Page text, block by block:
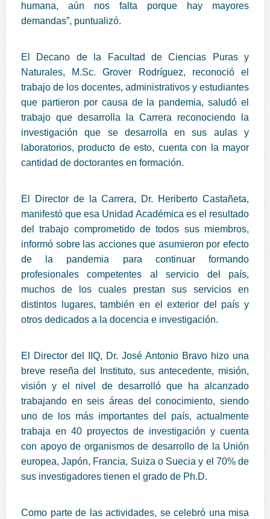
humana, aún nos falta porque hay mayores
demandas”, puntualizó.
El Decano de la Facultad de Ciencias Puras y
Naturales, M.Sc. Grover Rodríguez, reconoció el
trabajo de los docentes, administrativos y estudiantes
que partieron por causa de la pandemia, saludó el
trabajo que desarrolla la Carrera reconociendo la
investigación que se desarrolla en sus aulas y
laboratorios, producto de esto, cuenta con la mayor
cantidad de doctorantes en formación.
El Director de la Carrera, Dr. Heriberto Castañeta,
manifestó que esa Unidad Académica es el resultado
del trabajo comprometido de todos sus miembros,
informó sobre las acciones que asumieron por efecto
de la pandemia para continuar formando
profesionales competentes al servicio del país,
muchos de los cuales prestan sus servicios en
distintos lugares, también en el exterior del país y
otros dedicados a la docencia e investigación.
El Director del IIQ, Dr. José Antonio Bravo hizo una
breve reseña del Instituto, sus antecedente, misión,
visión y el nivel de desarrolló que ha alcanzado
trabajando en seis áreas del conocimiento, siendo
uno de los más importantes del país, actualmente
trabaja en 40 proyectos de investigación y cuenta
con apoyo de organismos de desarrollo de la Unión
europea, Japón, Francia, Suiza o Suecia y el 70% de
sus investigadores tienen el grado de Ph.D.
Como parte de las actividades, se celebró una misa